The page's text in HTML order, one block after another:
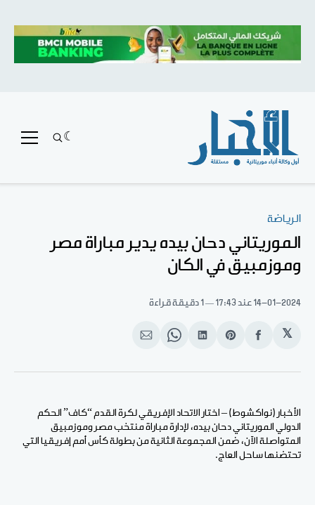
الرياضة
الموريتاني دحان بيده يدير مباراة مصر
وموزمبيق في الكان
14-01-2024 عند 17:43 1 دقيقة قراءة
𝕏
انشر
الفيسبوك
Share
Pinterest
انشر
لينكد
Share
WhatsApp
انشر
الإيميل
الأخبار (نواكشوط) – اختار الاتحاد الإفريقي لكرة القدم “كاف” الحكم
الدولي الموريتاني دحان بيده، لإدارة مباراة منتخب مصر وموزمبيق
المتواصلة الآن، ضمن المجموعة الثانية من بطولة كأس أمم إفريقيا التي
تحتضنها ساحل العاج.